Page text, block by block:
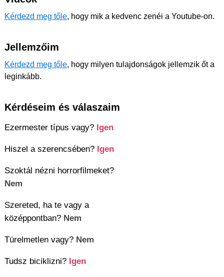
Kérdezd meg tőle, hogy mik a kedvenc zenéi a Youtube-on.
Jellemzőim
Kérdezd meg tőle, hogy milyen tulajdonságok jellemzik őt a
leginkább.
Kérdéseim és válaszaim
Ezermester típus vagy? Igen
Hiszel a szerencsében? Igen
Szoktál nézni horrorfilmeket?
Nem
Szereted, ha te vagy a
középpontban? Nem
Türelmetlen vagy? Nem
Tudsz biciklizni? Igen